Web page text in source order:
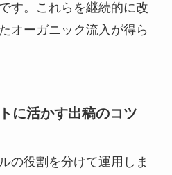
す。これらを継続的に改
オーガニック流入が得ら
に活かす出稿のコツ
の役割を分けて運用しま